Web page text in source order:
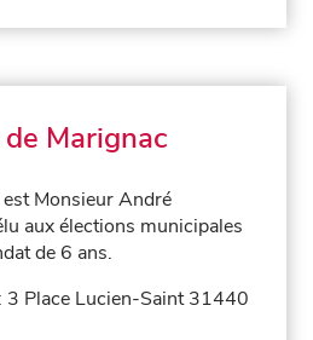
Marignac
Monsieur André
aux élections municipales
de 6 ans.
: 3 Place Lucien-Saint 31440